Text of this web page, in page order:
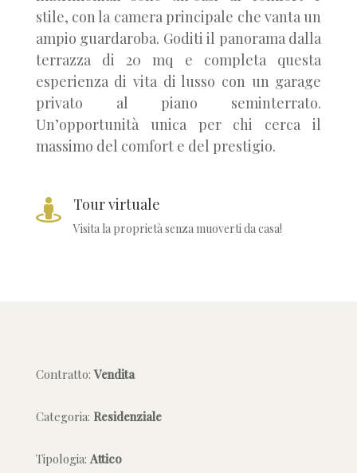
stile, con la camera principale che vanta un
ampio guardaroba. Goditi il panorama dalla
terrazza di 20 mq e completa questa
esperienza di vita di lusso con un garage
privato al piano seminterrato.
Un’opportunità unica per chi cerca il
massimo del comfort e del prestigio.
 Tour virtuale
Visita la proprietà senza muoverti da casa!
Contratto: Vendita
Categoria: Residenziale
Tipologia: Attico